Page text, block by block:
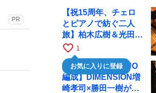
PR
【祝15周年、チェロ
とピアノで紡ぐ二人
旅】柏木広樹＆光田健
一が11月12日に京都
RAGへ
favorite_border 1
お気に入りに登録
【35周年で初のDUO
編成】DIMENSION増
崎孝司×勝田一樹が10